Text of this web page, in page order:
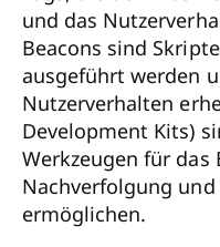
und das
Beacons sind
ausgeführt werden
Nutzerverhalten
Development Kits)
Werkzeugen für
Nachverfolgung
ermöglichen.